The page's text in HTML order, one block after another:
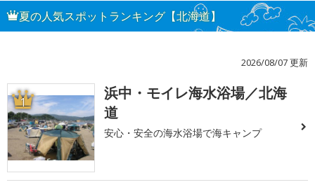
夏の人気スポットランキング【北海道】
2026/08/07 更新
1
浜中・モイレ海水浴場／北海
道
安心・安全の海水浴場で海キャンプ